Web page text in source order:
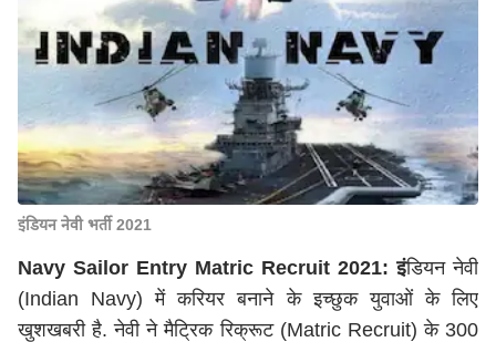
इंडियन नेवी भर्ती 2021
Navy Sailor Entry Matric Recruit 2021: इंडियन नेवी
(Indian Navy) में करियर बनाने के इच्छुक युवाओं के लिए
खुशखबरी है. नेवी ने मैट्रिक रिक्रूट (Matric Recruit) के 300